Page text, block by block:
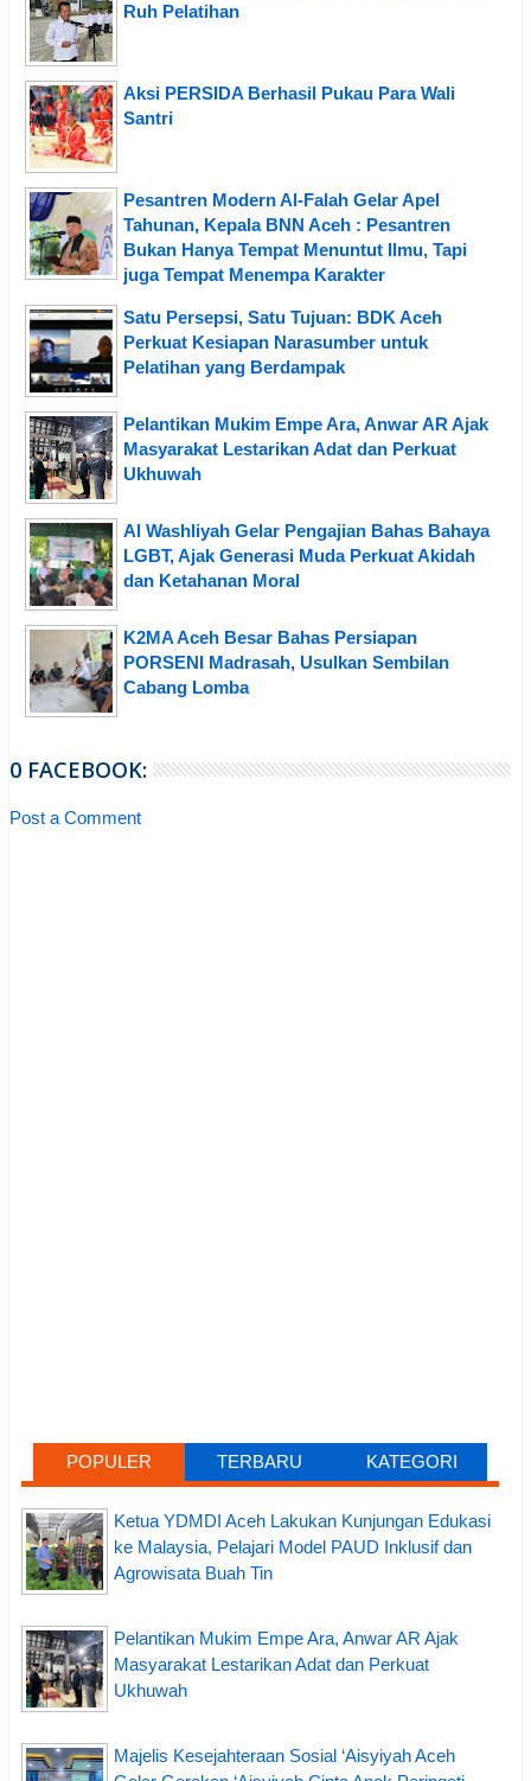
Ruh Pelatihan
Aksi PERSIDA Berhasil Pukau Para Wali
Santri
Pesantren Modern Al-Falah Gelar Apel
Tahunan, Kepala BNN Aceh : Pesantren
Bukan Hanya Tempat Menuntut Ilmu, Tapi
juga Tempat Menempa Karakter
Satu Persepsi, Satu Tujuan: BDK Aceh
Perkuat Kesiapan Narasumber untuk
Pelatihan yang Berdampak
Pelantikan Mukim Empe Ara, Anwar AR Ajak
Masyarakat Lestarikan Adat dan Perkuat
Ukhuwah
Al Washliyah Gelar Pengajian Bahas Bahaya
LGBT, Ajak Generasi Muda Perkuat Akidah
dan Ketahanan Moral
K2MA Aceh Besar Bahas Persiapan
PORSENI Madrasah, Usulkan Sembilan
Cabang Lomba
0 FACEBOOK:
Post a Comment
POPULER TERBARU KATEGORI
Ketua YDMDI Aceh Lakukan Kunjungan Edukasi
ke Malaysia, Pelajari Model PAUD Inklusif dan
Agrowisata Buah Tin
Pelantikan Mukim Empe Ara, Anwar AR Ajak
Masyarakat Lestarikan Adat dan Perkuat
Ukhuwah
Majelis Kesejahteraan Sosial ‘Aisyiyah Aceh